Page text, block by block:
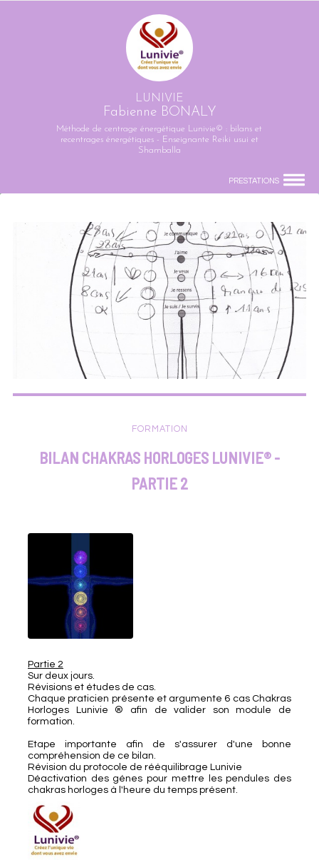
LUNIVIE
Fabienne BONALY
Méthode de centrage énergétique Lunivie© : bilans et
recentrages énergétiques - Enseignante Reiki usui et
Shamballa
PRESTATIONS
FORMATION
BILAN CHAKRAS HORLOGES LUNIVIE® -
PARTIE 2
Partie 2
Sur deux jours.
Révisions et études de cas.
Chaque praticien présente et argumente 6 cas Chakras
Horloges Lunivie ® afin de valider son module de
formation.
Etape importante afin de s'assurer d'une bonne
compréhension de ce bilan.
Révision du protocole de rééquilibrage Lunivie
Déactivation des génes pour mettre les pendules des
chakras horloges à l'heure du temps présent.